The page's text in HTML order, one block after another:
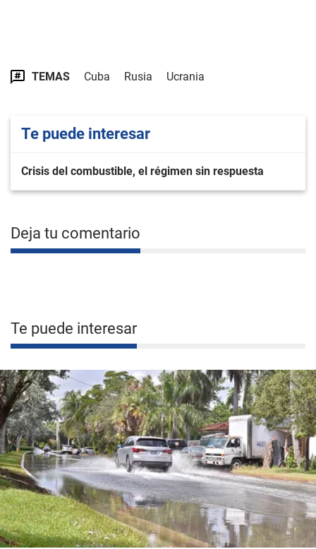
TEMAS Cuba Rusia Ucrania
Te puede interesar
Crisis del combustible, el régimen sin respuesta
Deja tu comentario
Te puede interesar